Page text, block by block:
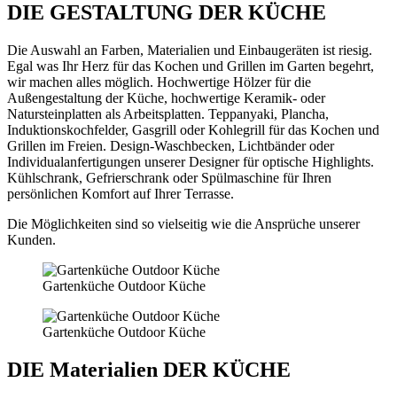
DIE GESTALTUNG DER KÜCHE
Die Auswahl an Farben, Materialien und Einbaugeräten ist riesig.
Egal was Ihr Herz für das Kochen und Grillen im Garten begehrt,
wir machen alles möglich. Hochwertige Hölzer für die
Außengestaltung der Küche, hochwertige Keramik- oder
Natursteinplatten als Arbeitsplatten. Teppanyaki, Plancha,
Induktionskochfelder, Gasgrill oder Kohlegrill für das Kochen und
Grillen im Freien. Design-Waschbecken, Lichtbänder oder
Individualanfertigungen unserer Designer für optische Highlights.
Kühlschrank, Gefrierschrank oder Spülmaschine für Ihren
persönlichen Komfort auf Ihrer Terrasse.
Die Möglichkeiten sind so vielseitig wie die Ansprüche unserer
Kunden.
Gartenküche Outdoor Küche
Gartenküche Outdoor Küche
DIE Materialien DER KÜCHE